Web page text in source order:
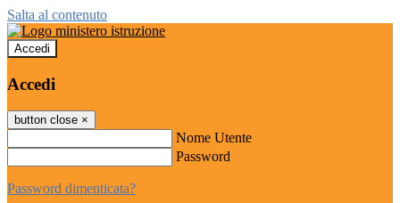
Salta al contenuto
Accedi
Accedi
button close ×
Nome Utente
Password
Password dimenticata?